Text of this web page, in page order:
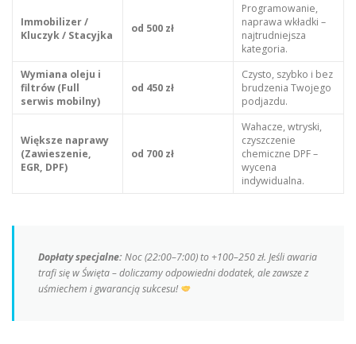
Immobilizer /
Kluczyk / Stacyjka
od 500 zł
Programowanie,
naprawa wkładki –
najtrudniejsza
kategoria.
Wymiana oleju i
filtrów (Full
serwis mobilny)
od 450 zł
Czysto, szybko i bez
brudzenia Twojego
podjazdu.
Większe naprawy
(Zawieszenie,
EGR, DPF)
od 700 zł
Wahacze, wtryski,
czyszczenie
chemiczne DPF –
wycena
indywidualna.
Dopłaty specjalne:Noc (22:00–7:00) to +100–250 zł. Jeśli awaria
trafi się w Święta – doliczamy odpowiedni dodatek, ale zawsze z
uśmiechem i gwarancją sukcesu!